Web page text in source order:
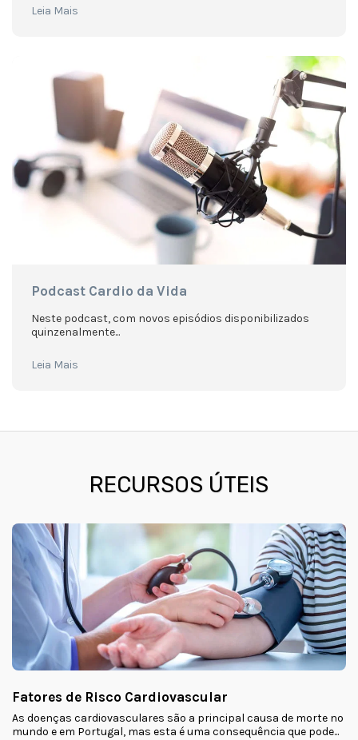
Leia Mais
Podcast Cardio da Vida
Neste podcast, com novos episódios disponibilizados
quinzenalmente...
Leia Mais
RECURSOS ÚTEIS
Fatores de Risco Cardiovascular
As doenças cardiovasculares são a principal causa de morte no
mundo e em Portugal, mas esta é uma consequência que pode...